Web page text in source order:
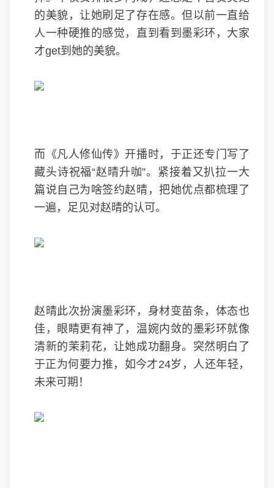
的美貌，让她刷足了存在感。但以前一直给
人一种硬推的感觉，直到看到墨彩环，大家
才get到她的美貌。
而《凡人修仙传》开播时，于正还专门写了
藏头诗祝福“赵晴升咖”。紧接着又扒拉一大
篇说自己为啥签约赵晴，把她优点都梳理了
一遍，足见对赵晴的认可。
赵晴此次扮演墨彩环，身材变苗条，体态也
佳，眼睛更有神了，温婉内敛的墨彩环就像
清新的茉莉花，让她成功翻身。突然明白了
于正为何要力推，如今才24岁，人还年轻，
未来可期！